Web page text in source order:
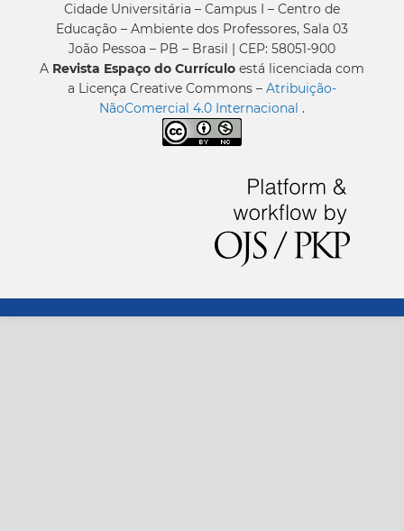
Cidade Universitária – Campus I – Centro de
Educação – Ambiente dos Professores, Sala 03
João Pessoa – PB – Brasil | CEP: 58051-900
A Revista Espaço do Currículo está licenciada com
a Licença Creative Commons – Atribuição-
NãoComercial 4.0 Internacional .